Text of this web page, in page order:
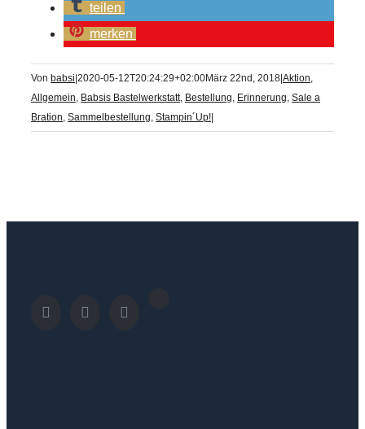
teilen
merken
Von babsi|2020-05-12T20:24:29+02:00März 22nd, 2018|Aktion,
Allgemein, Babsis Bastelwerkstatt, Bestellung, Erinnerung, Sale a
Bration, Sammelbestellung, Stampin´Up!|